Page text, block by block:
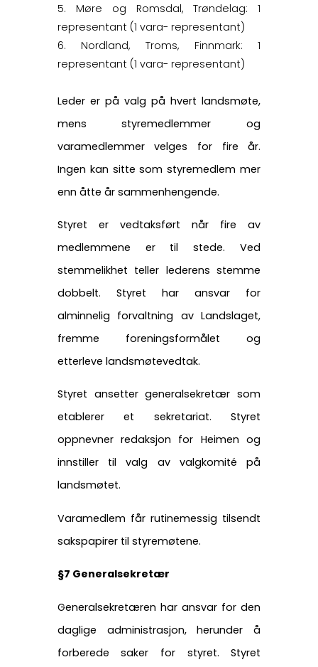
Møre og Romsdal, Trøndelag: 1
representant (1 vara- representant)
Nordland, Troms, Finnmark: 1
representant (1 vara- representant)
Leder er på valg på hvert landsmøte,
mens styremedlemmer og
varamedlemmer velges for fire år.
Ingen kan sitte som styremedlem mer
enn åtte år sammenhengende.
Styret er vedtaksført når fire av
medlemmene er til stede. Ved
stemmelikhet teller lederens stemme
dobbelt. Styret har ansvar for
alminnelig forvaltning av Landslaget,
fremme foreningsformålet og
etterleve landsmøtevedtak.
Styret ansetter generalsekretær som
etablerer et sekretariat. Styret
oppnevner redaksjon for Heimen og
innstiller til valg av valgkomité på
landsmøtet.
Varamedlem får rutinemessig tilsendt
sakspapirer til styremøtene.
§7 Generalsekretær
Generalsekretæren har ansvar for den
daglige administrasjon, herunder å
forberede saker for styret. Styret